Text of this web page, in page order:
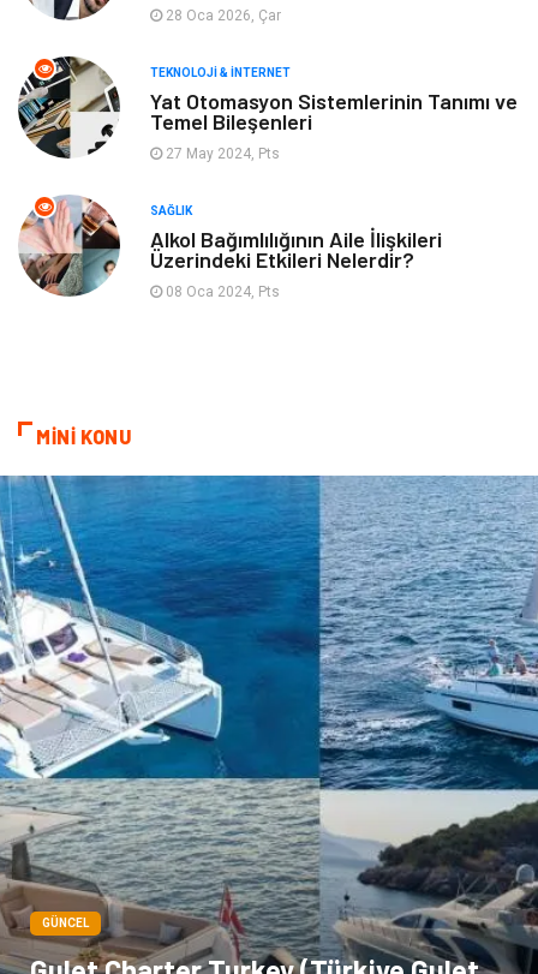
28 Oca 2026, Çar
TEKNOLOJI & İNTERNET
Yat Otomasyon Sistemlerinin Tanımı ve
Temel Bileşenleri
27 May 2024, Pts
SAĞLIK
Alkol Bağımlılığının Aile İlişkileri
Üzerindeki Etkileri Nelerdir?
08 Oca 2024, Pts
MİNİ KONU
GÜNCEL